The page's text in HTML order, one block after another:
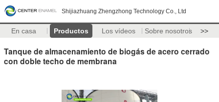
Shijiazhuang Zhengzhong Technology Co., Ltd
En casa Productos Los vídeos Sobre nosotros >>
Tanque de almacenamiento de biogás de acero cerrado
con doble techo de membrana